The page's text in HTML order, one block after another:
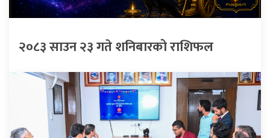
२०८३ साउन २३ गते शनिबारको राशिफल